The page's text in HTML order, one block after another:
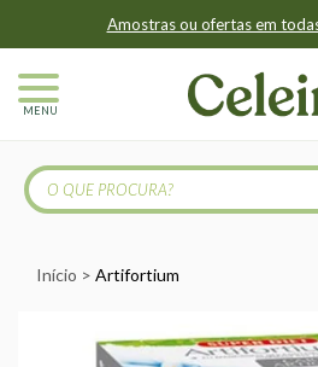
Amostras ou ofertas em
MENU
Início Artifortium